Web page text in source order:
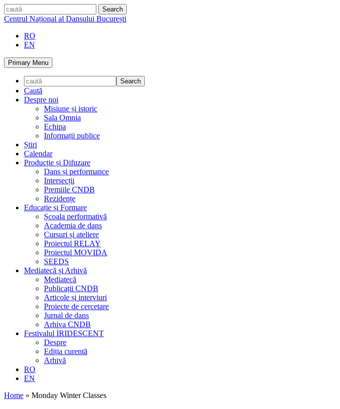
Skip
to
caută
Centrul Național al Dansului București
RO
EN
Primary Menu
Caută
Despre noi
Misiune și istoric
Sala Omnia
Echipa
Informații publice
Știri
Calendar
Producție și Difuzare
Dans și performance
Intersecții
Premiile CNDB
Rezidențe
Educație și Formare
Școala performativă
Academia de dans
Cursuri și ateliere
Proiectul RELAY
Proiectul MOVIDA
SEEDS
Mediatecă și Arhivă
Mediatecă
Publicații CNDB
Articole și interviuri
Proiecte de cercetare
Jurnal de dans
Arhiva CNDB
Festivalul IRIDESCENT
Despre
Ediția curentă
Arhivă
RO
EN
Home » Monday Winter Classes